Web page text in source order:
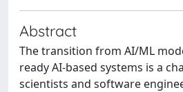
Abstract
The transition from AI/ML
ready AI-based systems is a
scientists and software